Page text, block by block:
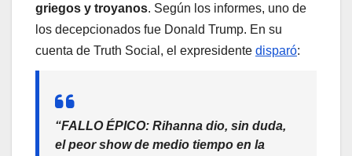
griegos y troyanos. Según los informes, uno de
los decepcionados fue Donald Trump. En su
cuenta de Truth Social, el expresidente disparó:
“FALLO ÉPICO: Rihanna dio, sin duda,
el peor show de medio tiempo en la